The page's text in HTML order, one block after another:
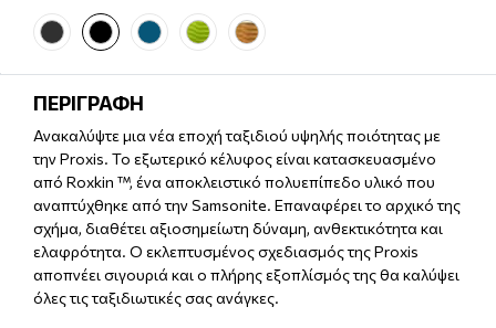
ΠΕΡΙΓΡΑΦΗ
Ανακαλύψτε μια νέα εποχή ταξιδιού υψηλής ποιότητας με
την Proxis. Το εξωτερικό κέλυφος είναι κατασκευασμένο
από Roxkin ™, ένα αποκλειστικό πολυεπίπεδο υλικό που
αναπτύχθηκε από την Samsonite. Επαναφέρει το αρχικό της
σχήμα, διαθέτει αξιοσημείωτη δύναμη, ανθεκτικότητα και
ελαφρότητα. Ο εκλεπτυσμένος σχεδιασμός της Proxis
αποπνέει σιγουριά και ο πλήρης εξοπλίσμός της θα καλύψει
όλες τις ταξιδιωτικές σας ανάγκες.